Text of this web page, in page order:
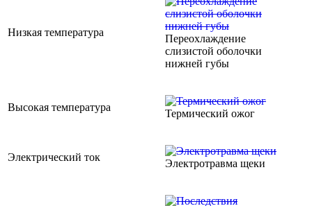
Низкая температура
Переохлаждение
слизистой оболочки
нижней губы
Высокая температура
Термический ожог
Электрический ток
Электротравма щеки